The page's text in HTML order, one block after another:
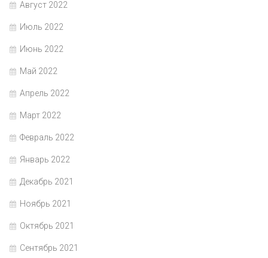
Август 2022
Июль 2022
Июнь 2022
Май 2022
Апрель 2022
Март 2022
Февраль 2022
Январь 2022
Декабрь 2021
Ноябрь 2021
Октябрь 2021
Сентябрь 2021